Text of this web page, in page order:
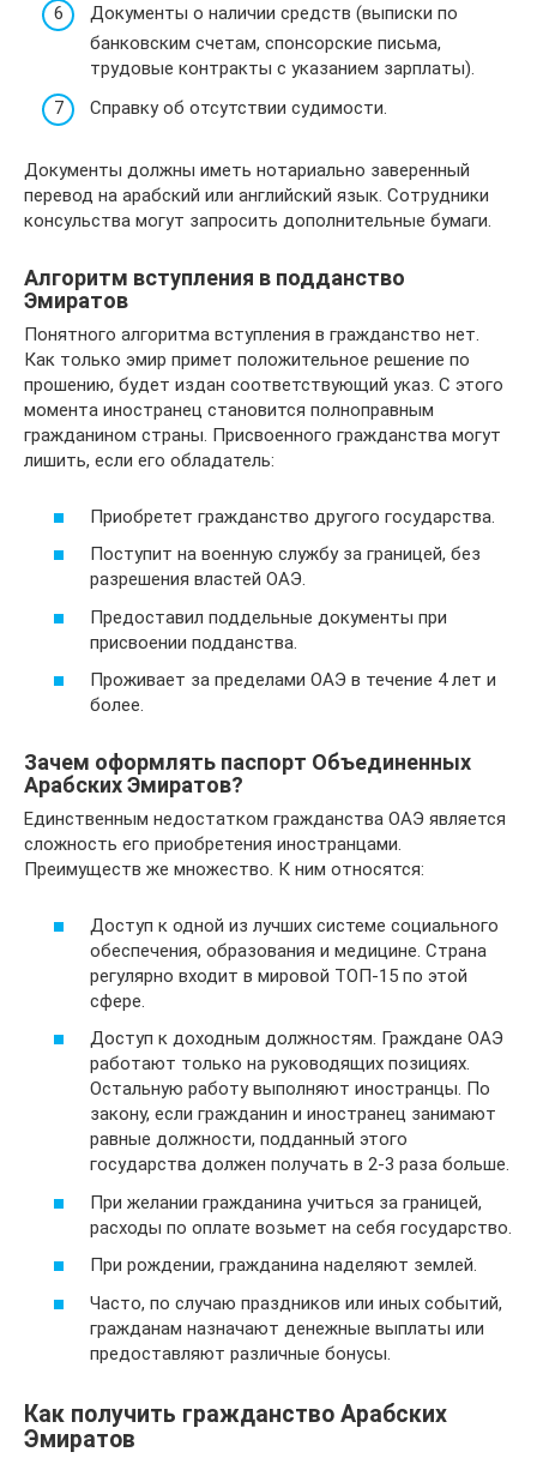
Документы о наличии средств (выписки по
банковским счетам, спонсорские письма,
трудовые контракты с указанием зарплаты).
Справку об отсутствии судимости.
Документы должны иметь нотариально заверенный
перевод на арабский или английский язык. Сотрудники
консульства могут запросить дополнительные бумаги.
Алгоритм вступления в подданство
Эмиратов
Понятного алгоритма вступления в гражданство нет.
Как только эмир примет положительное решение по
прошению, будет издан соответствующий указ. С этого
момента иностранец становится полноправным
гражданином страны. Присвоенного гражданства могут
лишить, если его обладатель:
Приобретет гражданство другого государства.
Поступит на военную службу за границей, без
разрешения властей ОАЭ.
Предоставил поддельные документы при
присвоении подданства.
Проживает за пределами ОАЭ в течение 4 лет и
более.
Зачем оформлять паспорт Объединенных
Арабских Эмиратов?
Единственным недостатком гражданства ОАЭ является
сложность его приобретения иностранцами.
Преимуществ же множество. К ним относятся:
Доступ к одной из лучших системе социального
обеспечения, образования и медицине. Страна
регулярно входит в мировой ТОП-15 по этой
сфере.
Доступ к доходным должностям. Граждане ОАЭ
работают только на руководящих позициях.
Остальную работу выполняют иностранцы. По
закону, если гражданин и иностранец занимают
равные должности, подданный этого
государства должен получать в 2-3 раза больше.
При желании гражданина учиться за границей,
расходы по оплате возьмет на себя государство.
При рождении, гражданина наделяют землей.
Часто, по случаю праздников или иных событий,
гражданам назначают денежные выплаты или
предоставляют различные бонусы.
Как получить гражданство Арабских
Эмиратов